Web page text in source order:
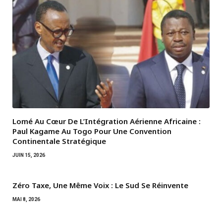
Lomé Au Cœur De L’Intégration Aérienne Africaine :
Paul Kagame Au Togo Pour Une Convention
Continentale Stratégique
JUIN 15, 2026
Zéro Taxe, Une Même Voix : Le Sud Se Réinvente
MAI 8, 2026